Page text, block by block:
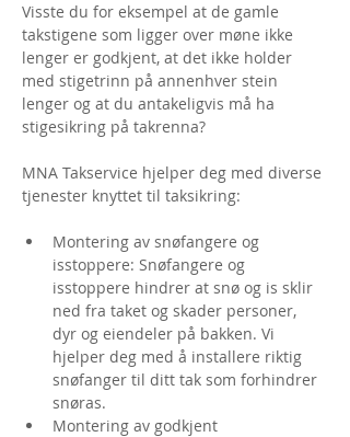
Visste du for eksempel at de gamle
takstigene som ligger over møne ikke
lenger er godkjent, at det ikke holder
med stigetrinn på annenhver stein
lenger og at du antakeligvis må ha
stigesikring på takrenna?
MNA Takservice hjelper deg med diverse
tjenester knyttet til taksikring:
Montering av snøfangere og
isstoppere: Snøfangere og
isstoppere hindrer at snø og is sklir
ned fra taket og skader personer,
dyr og eiendeler på bakken. Vi
hjelper deg med å installere riktig
snøfanger til ditt tak som forhindrer
snøras.
Montering av godkjent